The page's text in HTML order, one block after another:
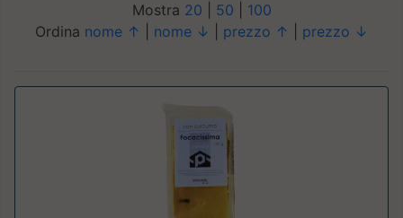
Mostra 20 50
100
Ordina nome ↑ nome ↓ prezzo ↑ prezzo ↓